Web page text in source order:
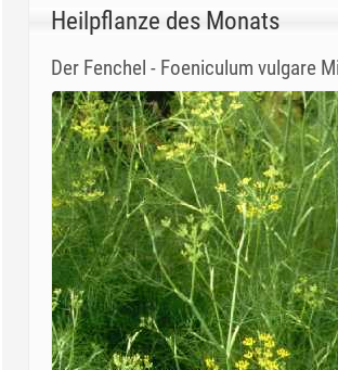
Heilpflanze des Monats
Der Fenchel - Foeniculum vulgare